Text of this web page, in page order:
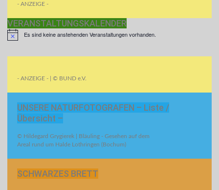
- ANZEIGE -
VERANSTALTUNGSKALENDER
Es sind keine anstehenden Veranstaltungen vorhanden.
- ANZEIGE - | © BUND e.V.
UNSERE NATURFOTOGRAFEN – Liste /
Übersicht –
© Hildegard Grygierek | Bläuling - Gesehen auf dem
Areal rund um Halde Lothringen (Bochum)
SCHWARZES BRETT